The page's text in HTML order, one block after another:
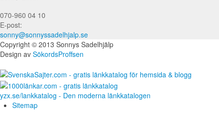
070-960 04 10
E-post:
sonny@sonnyssadelhjalp.se
Copyright © 2013 Sonnys Sadelhjälp
Design av SökordsProffsen
yzx.se/lankkatalog - Den moderna länkkatalogen
Sitemap